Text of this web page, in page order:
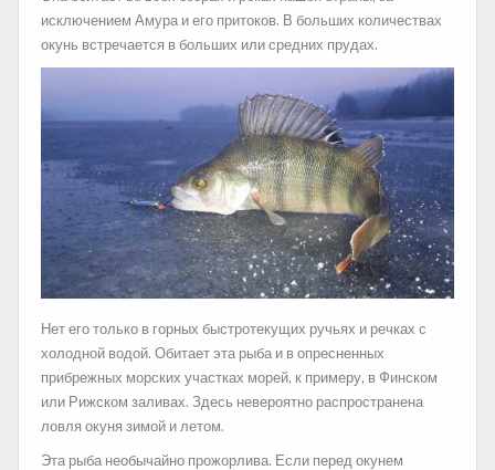
исключением Амура и его притоков. В больших количествах
окунь встречается в больших или средних прудах.
Нет его только в горных быстротекущих ручьях и речках с
холодной водой. Обитает эта рыба и в опресненных
прибрежных морских участках морей, к примеру, в Финском
или Рижском заливах. Здесь невероятно распространена
ловля окуня зимой и летом.
Эта рыба необычайно прожорлива. Если перед окунем